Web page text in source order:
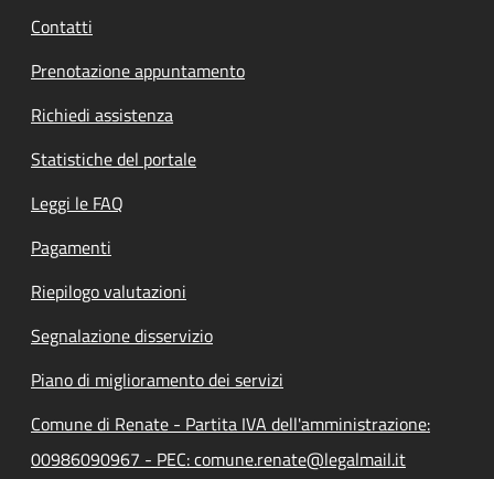
Contatti
Prenotazione appuntamento
Richiedi assistenza
Statistiche del portale
Leggi le FAQ
Pagamenti
Riepilogo valutazioni
Segnalazione disservizio
Piano di miglioramento dei servizi
Comune di Renate - Partita IVA dell'amministrazione:
00986090967 - PEC: comune.renate@legalmail.it